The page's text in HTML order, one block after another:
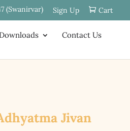
(Swanirvar) Sign Up Cart
Downloads Contact Us
Adhyatma Jivan